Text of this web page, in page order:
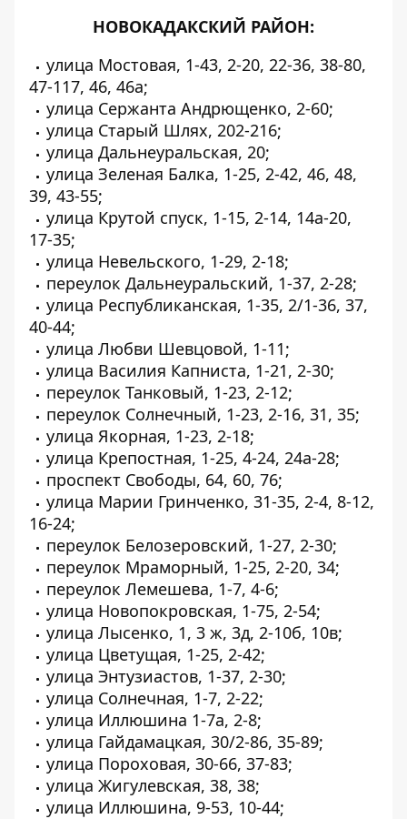
НОВОКАДАКСКИЙ РАЙОН:
улица Мостовая, 1-43, 2-20, 22-36, 38-80,
47-117, 46, 46а;
улица Сержанта Андрющенко, 2-60;
улица Старый Шлях, 202-216;
улица Дальнеуральская, 20;
улица Зеленая Балка, 1-25, 2-42, 46, 48,
39, 43-55;
улица Крутой спуск, 1-15, 2-14, 14а-20,
17-35;
улица Невельского, 1-29, 2-18;
переулок Дальнеуральский, 1-37, 2-28;
улица Республиканская, 1-35, 2/1-36, 37,
40-44;
улица Любви Шевцовой, 1-11;
улица Василия Капниста, 1-21, 2-30;
переулок Танковый, 1-23, 2-12;
переулок Солнечный, 1-23, 2-16, 31, 35;
улица Якорная, 1-23, 2-18;
улица Крепостная, 1-25, 4-24, 24а-28;
проспект Свободы, 64, 60, 76;
улица Марии Гринченко, 31-35, 2-4, 8-12,
16-24;
переулок Белозеровский, 1-27, 2-30;
переулок Мраморный, 1-25, 2-20, 34;
переулок Лемешева, 1-7, 4-6;
улица Новопокровская, 1-75, 2-54;
улица Лысенко, 1, 3 ж, 3д, 2-10б, 10в;
улица Цветущая, 1-25, 2-42;
улица Энтузиастов, 1-37, 2-30;
улица Солнечная, 1-7, 2-22;
улица Иллюшина 1-7а, 2-8;
улица Гайдамацкая, 30/2-86, 35-89;
улица Пороховая, 30-66, 37-83;
улица Жигулевская, 38, 38;
улица Иллюшина, 9-53, 10-44;